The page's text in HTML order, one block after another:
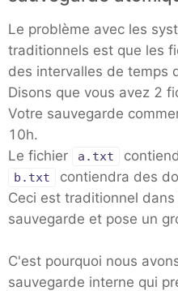
Le problème avec les
traditionnels est que les
des intervalles de temps
Disons que vous avez 2
Votre sauvegarde
10h.
Le fichier
a.txt
b.txt
contiendra des
Ceci est traditionnel
sauvegarde et pose un
C'est pourquoi nous
sauvegarde interne qui